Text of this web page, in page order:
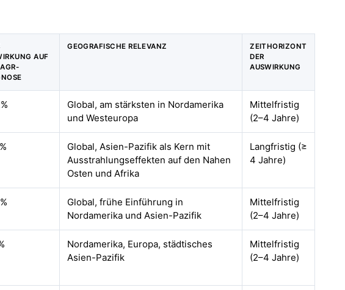
AUF
GEOGRAFISCHE RELEVANZ
ZEITHORIZONT
DER
AUSWIRKUNG
Global, am stärksten in Nordamerika
und Westeuropa
Mittelfristig
(2–4 Jahre)
Global, Asien-Pazifik als Kern mit
Ausstrahlungseffekten auf den Nahen
Osten und Afrika
Langfristig (≥
4 Jahre)
Global, frühe Einführung in
Nordamerika und Asien-Pazifik
Mittelfristig
(2–4 Jahre)
Nordamerika, Europa, städtisches
Asien-Pazifik
Mittelfristig
(2–4 Jahre)